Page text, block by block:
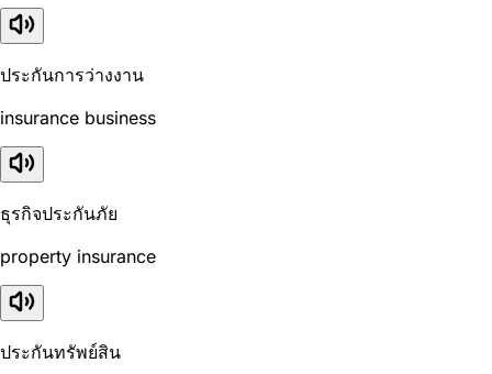
ประกันการว่างงาน
insurance business
ธุรกิจประกันภัย
property insurance
ประกันทรัพย์สิน